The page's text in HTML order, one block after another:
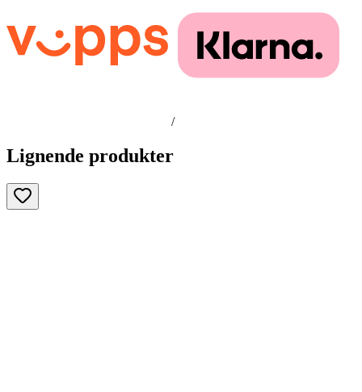
/
Lignende produkter